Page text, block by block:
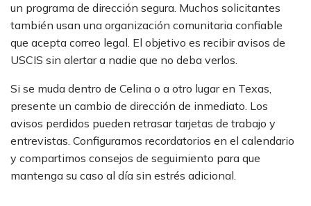
un programa de dirección segura. Muchos solicitantes
también usan una organización comunitaria confiable
que acepta correo legal. El objetivo es recibir avisos de
USCIS sin alertar a nadie que no deba verlos.
Si se muda dentro de Celina o a otro lugar en Texas,
presente un cambio de dirección de inmediato. Los
avisos perdidos pueden retrasar tarjetas de trabajo y
entrevistas. Configuramos recordatorios en el calendario
y compartimos consejos de seguimiento para que
mantenga su caso al día sin estrés adicional.